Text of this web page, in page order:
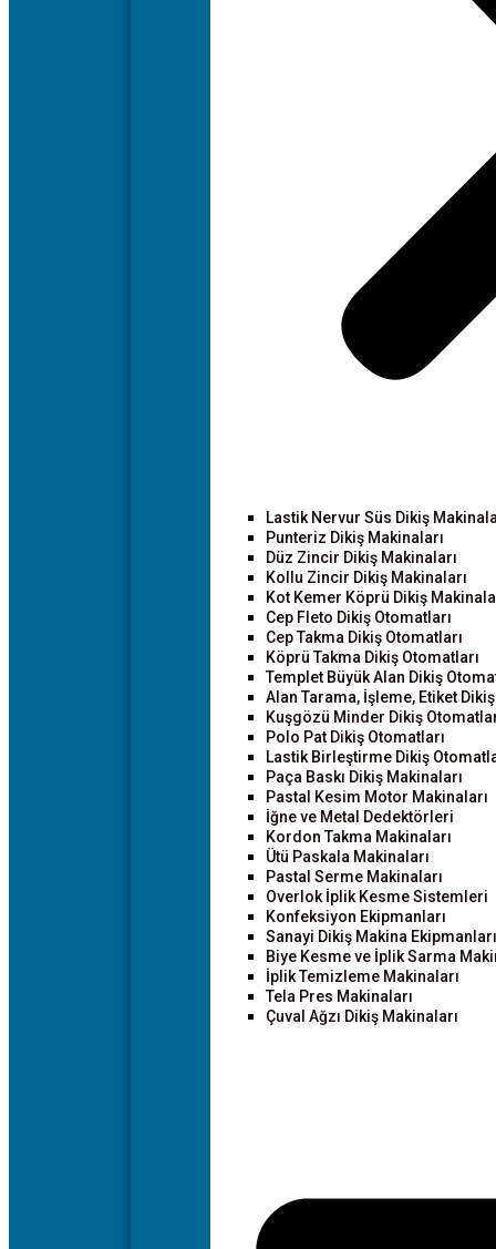
Lastik Nervur Süs Dikiş
Punteriz Dikiş Makinaları
Düz Zincir Dikiş Makinaları
Kollu Zincir Dikiş Makinaları
Kot Kemer Köprü Dikiş
Cep Fleto Dikiş Otomatları
Cep Takma Dikiş Otomatları
Köprü Takma Dikiş Otomatları
Templet Büyük Alan Dikiş
Alan Tarama, İşleme, Etiket
Kuşgözü Minder Dikiş
Polo Pat Dikiş Otomatları
Lastik Birleştirme Dikiş
Paça Baskı Dikiş Makinaları
Pastal Kesim Motor Makinaları
İğne ve Metal Dedektörleri
Kordon Takma Makinaları
Ütü Paskala Makinaları
Pastal Serme Makinaları
Overlok İplik Kesme Sistemleri
Konfeksiyon Ekipmanları
Sanayi Dikiş Makina Ekipmanları
Biye Kesme ve İplik Sarma
İplik Temizleme Makinaları
Tela Pres Makinaları
Çuval Ağzı Dikiş Makinaları